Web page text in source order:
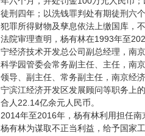
徒刑四年；以洗钱罪判处有期徒刑六
犯罪所得财物及孳息依法上缴国库，
法院审理查明，杨有林在1993年至
宁经济技术开发总公司副总经理，南
科学园管委会常务副主任、主任，南
领导、副主任、常务副主任，南京经
宁滨江经济开发区发展顾问等职务上
合人22.14亿余元人民币。
2014年至2016年，杨有林利用担任
杨有林为谋取不正当利益，给予国家